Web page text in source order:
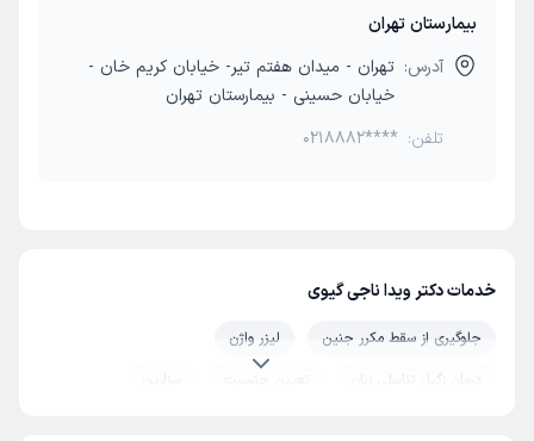
بیمارستان تهران
آدرس: تهران - میدان هفتم تیر- خیابان کریم خان -
خیابان حسینی - بیمارستان تهران
تلفن: 0218882****
خدمات دکتر ویدا ناجی گیوی
جلوگیری از سقط مکرر جنین
لیزر واژن
درمان زگیل تناسلی زنان
تعیین جنسیت
سزارین